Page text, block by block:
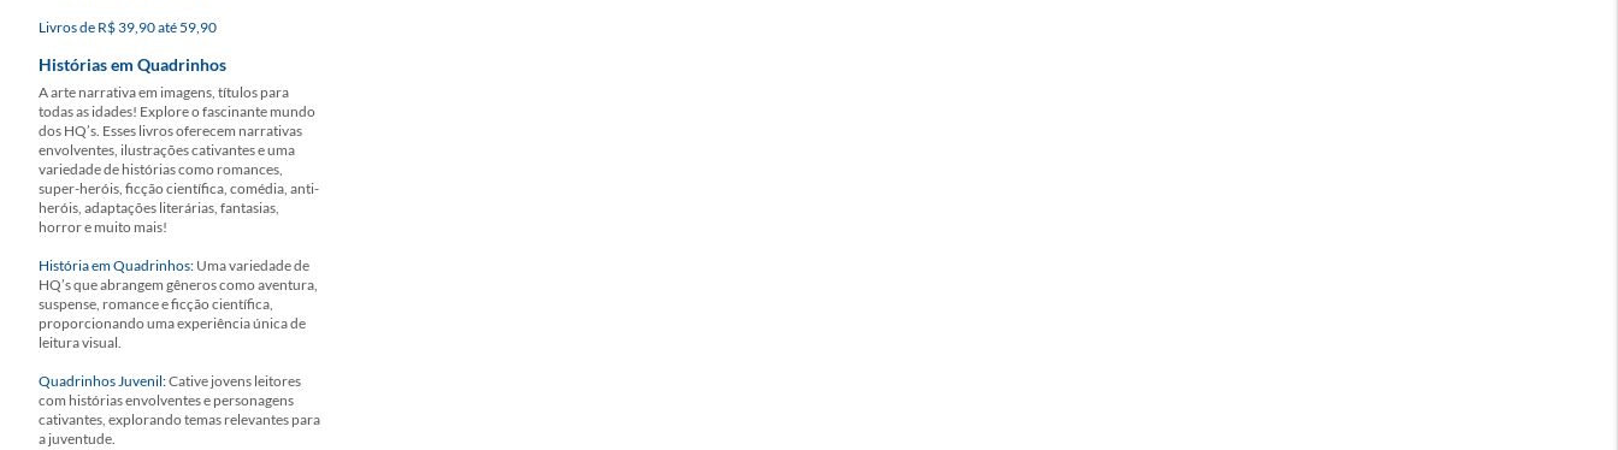
Livros de R$ 39,90 até 59,90
Histórias em Quadrinhos
A arte narrativa em imagens, títulos para
todas as idades! Explore o fascinante mundo
dos HQ’s. Esses livros oferecem narrativas
envolventes, ilustrações cativantes e uma
variedade de histórias como romances,
super-heróis, ficção científica, comédia, anti-
heróis, adaptações literárias, fantasias,
horror e muito mais!
História em Quadrinhos: Uma variedade de
HQ’s que abrangem gêneros como aventura,
suspense, romance e ficção científica,
proporcionando uma experiência única de
leitura visual.
Quadrinhos Juvenil:Cative jovens leitores
com histórias envolventes e personagens
cativantes, explorando temas relevantes para
a juventude.